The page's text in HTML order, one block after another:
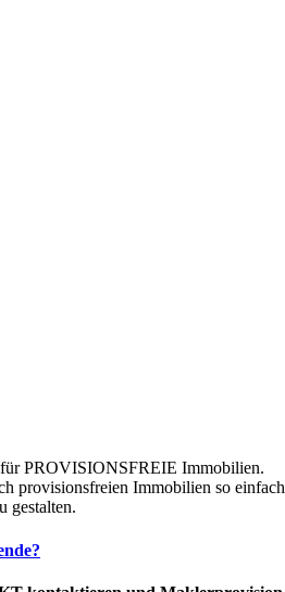
für PROVISIONSFREIE Immobilien.
provisionsfreien Immobilien so einfach
gestalten.